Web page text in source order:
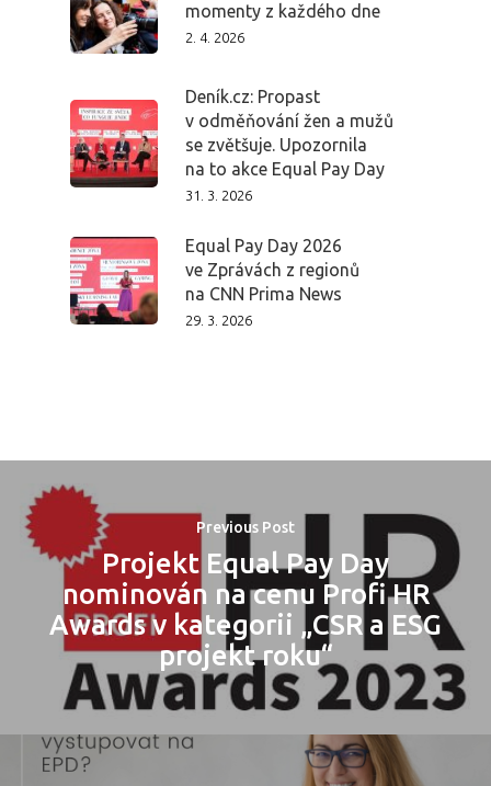
momenty z každého dne
2. 4. 2026
Deník.cz: Propast
v odměňování žen a mužů
se zvětšuje. Upozornila
na to akce Equal Pay Day
31. 3. 2026
Equal Pay Day 2026
ve Zprávách z regionů
na CNN Prima News
29. 3. 2026
Previous Post
Projekt Equal Pay Day
nominován na cenu Profi HR
Awards v kategorii „CSR a ESG
projekt roku“